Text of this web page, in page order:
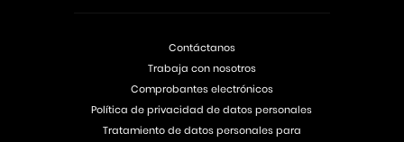
Contáctanos
Trabaja con nosotros
Comprobantes electrónicos
Política de privacidad de datos personales
Tratamiento de datos personales para